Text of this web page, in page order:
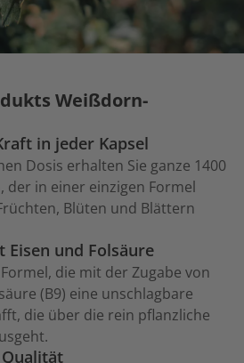
Weißdorn-
in jeder Kapsel
Dosis erhalten Sie ganze 1400
der in einer einzigen Formel
Blüten und Blättern
Eisen und Folsäure
die mit der Zugabe von
(B9) eine unschlagbare
die über die rein pflanzliche